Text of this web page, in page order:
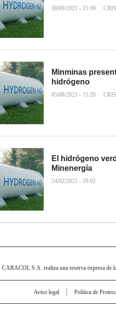
30/09/2021 - 15:39
Minminas
hidrógeno
05/08/2021 - 15:20
El hidrógeno
Minenergía
24/02/2021 - 10:02
CARACOL S.A. realiza una reserva expresa de
Aviso legal Política de